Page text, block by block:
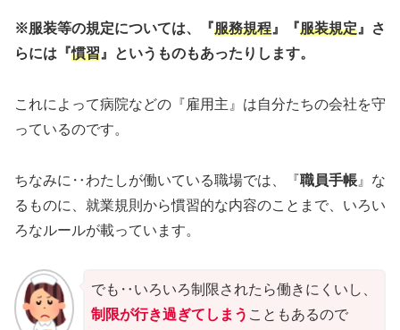
※服装等の規定については、『服務規程』『服装規定』さ
らには『慣習』というものもあったりします。
これによって病院などの『雇用主』は自分たちの会社を守
っているのです。
ちなみに‥わたしが働いている職場では、『職員手帳 』な
るものに、就業規則から慣習的な内容のことまで、いろい
ろなルールが載っています。
でも‥いろいろ制限されたら働きにくいし、
制限が行き過ぎてしまう こともあるので